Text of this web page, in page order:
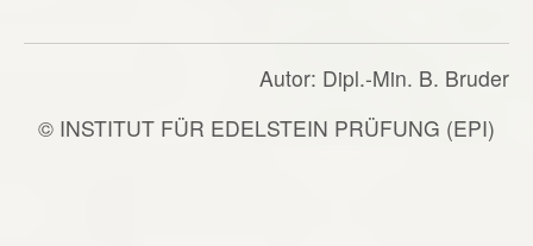
Autor: Dipl.-Min. B. Bruder
© INSTITUT FÜR EDELSTEIN PRÜFUNG (EPI)